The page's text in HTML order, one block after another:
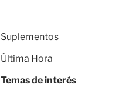
Suplementos
Última Hora
Temas de interés